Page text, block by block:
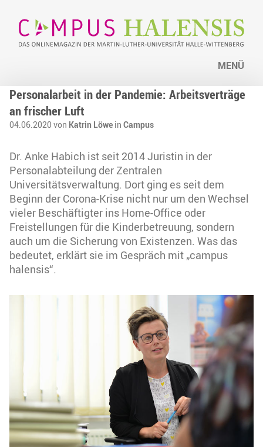
MENÜ
Personalarbeit in der Pandemie: Arbeitsverträge
an frischer Luft
04.06.2020 von Katrin Löwe in Campus
Dr. Anke Habich ist seit 2014 Juristin in der
Personalabteilung der Zentralen
Universitätsverwaltung. Dort ging es seit dem
Beginn der Corona-Krise nicht nur um den Wechsel
vieler Beschäftigter ins Home-Office oder
Freistellungen für die Kinderbetreuung, sondern
auch um die Sicherung von Existenzen. Was das
bedeutet, erklärt sie im Gespräch mit „campus
halensis“.